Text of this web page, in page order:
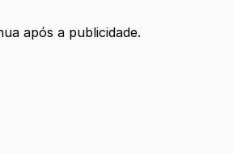
após a publicidade.